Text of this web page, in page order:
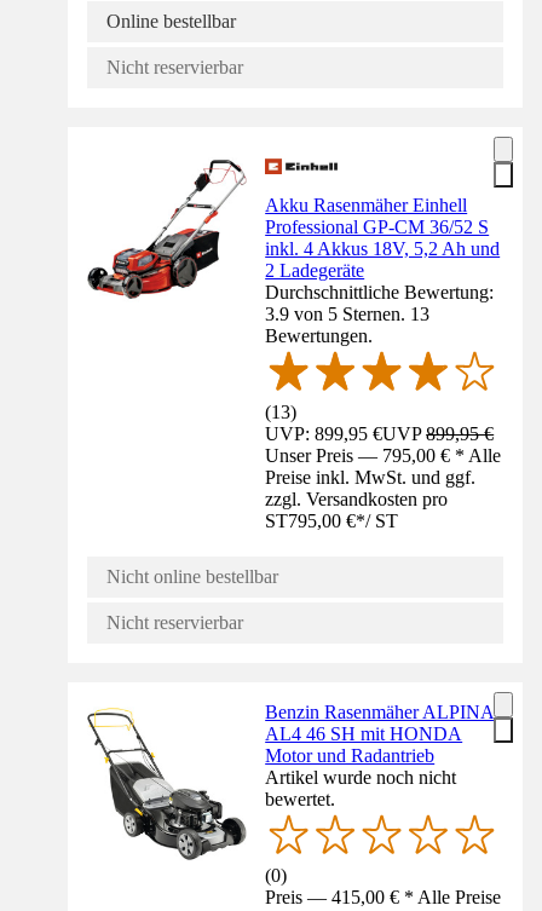
Online bestellbar
Nicht reservierbar
Akku Rasenmäher Einhell
Professional GP-CM 36/52 S
inkl. 4 Akkus 18V, 5,2 Ah und
2 Ladegeräte
Durchschnittliche Bewertung:
3.9 von 5 Sternen. 13
Bewertungen.
(13)
UVP: 899,95 €UVP899,95 €
Unser Preis — 795,00 € * Alle
Preise inkl. MwSt. und ggf.
zzgl. Versandkosten pro
ST795,00 €*/ ST
Nicht online bestellbar
Nicht reservierbar
Benzin Rasenmäher ALPINA
AL4 46 SH mit HONDA
Motor und Radantrieb
Artikel wurde noch nicht
bewertet.
(0)
Preis — 415,00 € * Alle Preise